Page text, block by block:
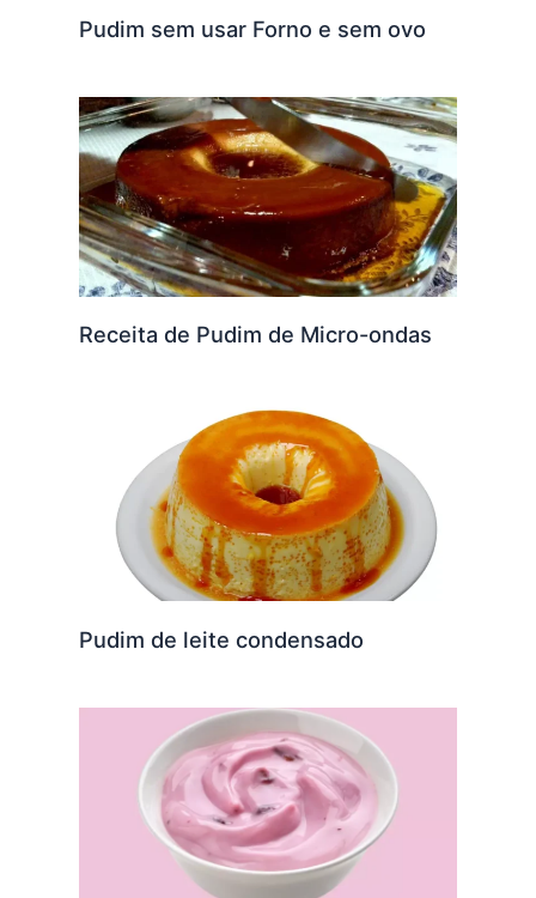
Pudim sem usar Forno e sem ovo
Receita de Pudim de Micro-ondas
Pudim de leite condensado